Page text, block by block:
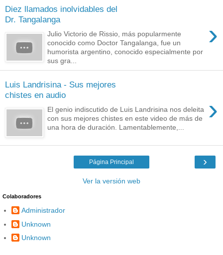
Diez llamados inolvidables del
Dr. Tangalanga
›
Julio Victorio de Rissio, más popularmente
conocido como Doctor Tangalanga,​ fue un
humorista argentino, conocido especialmente por
sus gra...
Luis Landrisina - Sus mejores
chistes en audio
›
El genio indiscutido de Luis Landrisina nos deleita
con sus mejores chistes en este video de más de
una hora de duración. Lamentablemente,...
›
Página Principal
Ver la versión web
Colaboradores
Administrador
Unknown
Unknown